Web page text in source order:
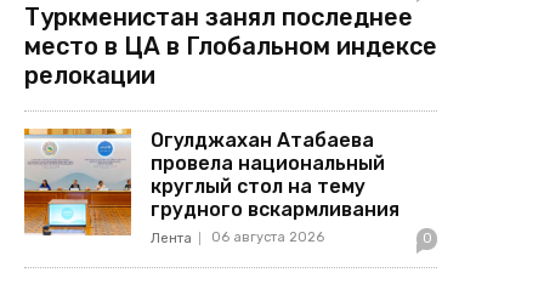
Туркменистан занял последнее
место в ЦА в Глобальном индексе
релокации
Огулджахан Атабаева
провела национальный
круглый стол на тему
грудного вскармливания
Лента 06 августа 2026 0